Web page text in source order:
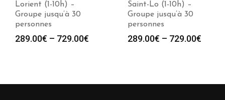
Lorient (1-10h) –
Groupe jusqu’à 30
personnes
289.00€ – 729.00€
Saint-Lo (1-10h) –
Groupe jusqu’à 30
personnes
289.00€ – 729.00€